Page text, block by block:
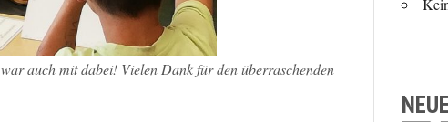
war auch mit dabei! Vielen Dank für den überraschenden